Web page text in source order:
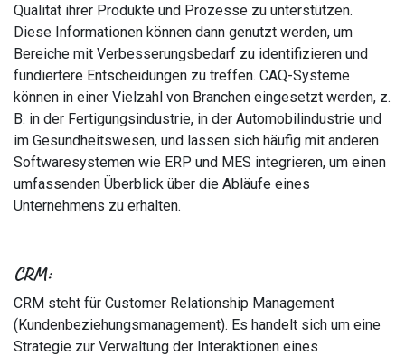
Qualität ihrer Produkte und Prozesse zu unterstützen.
Diese Informationen können dann genutzt werden, um
Bereiche mit Verbesserungsbedarf zu identifizieren und
fundiertere Entscheidungen zu treffen. CAQ-Systeme
können in einer Vielzahl von Branchen eingesetzt werden, z.
B. in der Fertigungsindustrie, in der Automobilindustrie und
im Gesundheitswesen, und lassen sich häufig mit anderen
Softwaresystemen wie ERP und MES integrieren, um einen
umfassenden Überblick über die Abläufe eines
Unternehmens zu erhalten.
CRM:
CRM steht für Customer Relationship Management
(Kundenbeziehungsmanagement). Es handelt sich um eine
Strategie zur Verwaltung der Interaktionen eines